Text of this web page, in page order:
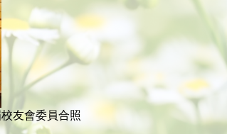
友會委員合照